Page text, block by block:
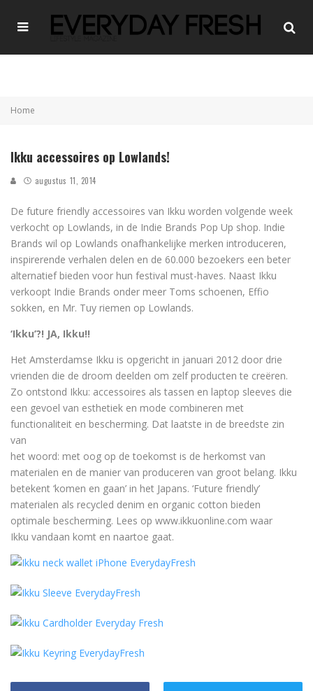
Home
Ikku accessoires op Lowlands!
augustus 11, 2014
De future friendly accessoires van Ikku worden volgende week
verkocht op Lowlands, in de Indie Brands Pop Up shop. Indie
Brands wil op Lowlands onafhankelijke merken introduceren,
inspirerende verhalen delen en de 60.000 bezoekers een beter
alternatief bieden voor hun festival must-haves. Naast Ikku
verkoopt Indie Brands onder meer Toms schoenen, Effio
sokken, en Mr. Tuy riemen op Lowlands.
‘Ikku’?! JA, Ikku!!
Het Amsterdamse Ikku is opgericht in januari 2012 door drie
vrienden die de droom deelden om zelf producten te creëren.
Zo ontstond Ikku: accessoires als tassen en laptop sleeves die
een gevoel van esthetiek en mode combineren met
functionaliteit en bescherming. Dat laatste in de breedste zin
van
het woord: met oog op de toekomst is de herkomst van
materialen en de manier van produceren van groot belang. Ikku
betekent ‘komen en gaan’ in het Japans. ‘Future friendly’
materialen als recycled denim en organic cotton bieden
optimale bescherming. Lees op www.ikkuonline.com waar
Ikku vandaan komt en naartoe gaat.